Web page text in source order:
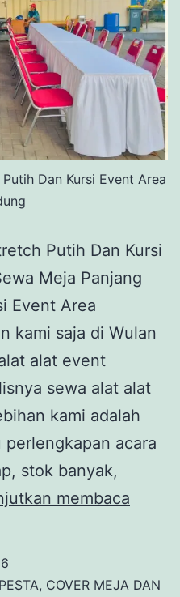
Dan Kursi Event Area
Putih Dan Kursi
Meja Panjang
Event Area
kami saja di Wulan
alat event
sewa alat alat
kami adalah
acara
stok banyak,
membaca
, COVER MEJA DAN